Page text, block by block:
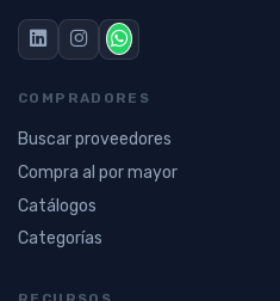
COMPRADORES
Buscar proveedores
Compra al por mayor
Catálogos
Categorías